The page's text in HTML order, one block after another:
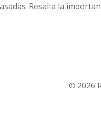
Resalta la
© 2026